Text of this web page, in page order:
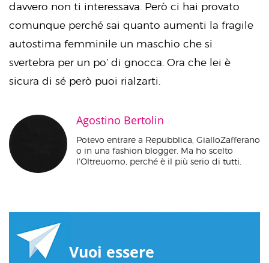
davvero non ti interessava. Però ci hai provato
comunque perché sai quanto aumenti la fragile
autostima femminile un maschio che si
svertebra per un po’ di gnocca. Ora che lei è
sicura di sé però puoi rialzarti.
Agostino Bertolin
Potevo entrare a Repubblica, GialloZafferano
o in una fashion blogger. Ma ho scelto
l'Oltreuomo, perché è il più serio di tutti.
Vuoi essere